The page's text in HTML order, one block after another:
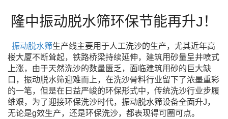
隆中振动脱水筛环保节能再升J！
振动脱水筛生产线主要用于人工洗沙的生产，尤其近年高
楼大厦不断耸起，铁路桥梁持续延伸，建筑用砂量呈井喷式
上涨，由于天然洗沙的数量匮乏，面临建筑用砂的巨大缺
口，振动脱水筛迎难而上，在洗沙骨料行业留下了浓墨重彩
的一笔，但是在日益严峻的环保形式中，传统洗沙行业步履
维艰，为了迎接环保洗沙时代，振动脱水筛设备全面升J，
无论是g效生产，还是环保洗沙，都表现得可圈可点。